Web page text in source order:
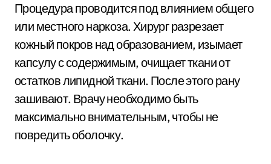
Процедура проводится под влиянием общего
или местного наркоза. Хирург разрезает
кожный покров над образованием, изымает
капсулу с содержимым, очищает ткани от
остатков липидной ткани. После этого рану
зашивают. Врачу необходимо быть
максимально внимательным, чтобы не
повредить оболочку.